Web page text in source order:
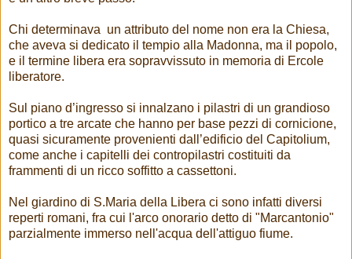
Chi determinava un attributo del nome non era la Chiesa,
che aveva si dedicato il tempio alla Madonna, ma il popolo,
e il termine libera era sopravvissuto in memoria di Ercole
liberatore.
Sul piano d’ingresso si innalzano i pilastri di un grandioso
portico a tre arcate che hanno per base pezzi di cornicione,
quasi sicuramente provenienti dall’edificio del Capitolium,
come anche i capitelli dei contropilastri costituiti da
frammenti di un ricco soffitto a cassettoni.
Nel giardino di S.Maria della Libera ci sono infatti diversi
reperti romani, fra cui l'arco onorario detto di "Marcantonio"
parzialmente immerso nell'acqua dell'attiguo fiume.